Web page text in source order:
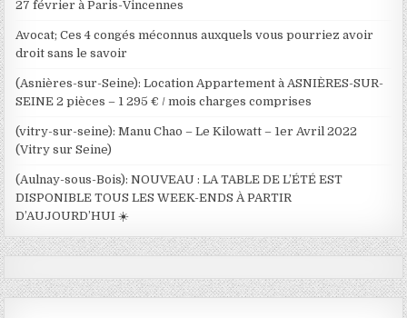
27 février à Paris-Vincennes
Avocat; Ces 4 congés méconnus auxquels vous pourriez avoir
droit sans le savoir
(Asnières-sur-Seine): Location Appartement à ASNIÈRES-SUR-
SEINE 2 pièces – 1 295 € / mois charges comprises
(vitry-sur-seine): Manu Chao – Le Kilowatt – 1er Avril 2022
(Vitry sur Seine)
(Aulnay-sous-Bois): NOUVEAU : LA TABLE DE L’ÉTÉ EST
DISPONIBLE TOUS LES WEEK-ENDS À PARTIR
D’AUJOURD’HUI ☀️